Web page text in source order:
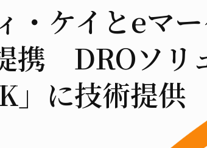
・ケイとeマ
携 DROソリ
」に技術提供